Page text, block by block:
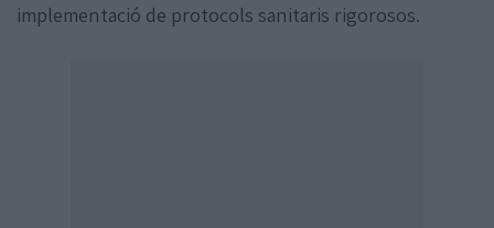
implementació de protocols sanitaris rigorosos.